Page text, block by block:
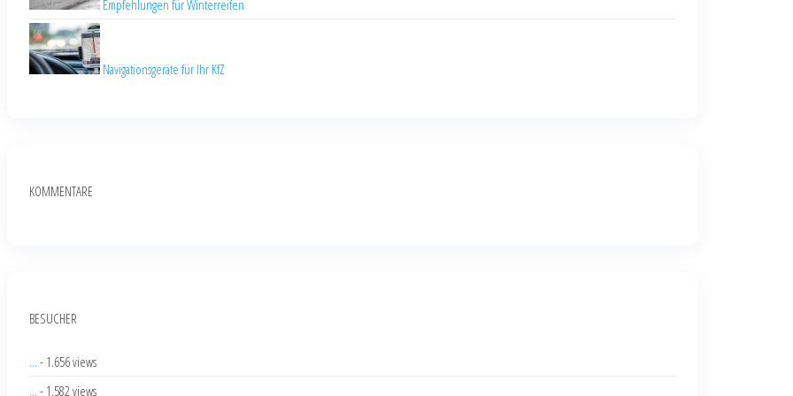
Empfehlungen für Winterreifen
Navigationsgeräte für Ihr KfZ
KOMMENTARE
BESUCHER
... - 1.656 views
... - 1.582 views